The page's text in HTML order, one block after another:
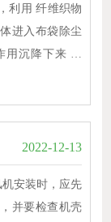
利用 纤维织物
进入布袋除尘
用沉降下来 …
2022-12-13
安装时，应先
并要检查机壳